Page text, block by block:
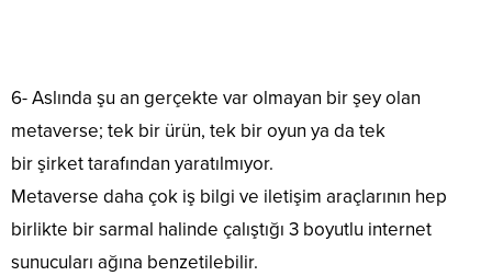
6- Aslında şu an gerçekte var olmayan bir şey olan
metaverse; tek bir ürün, tek bir oyun ya da tek
bir şirket tarafından yaratılmıyor.
Metaverse daha çok iş bilgi ve iletişim araçlarının hep
birlikte bir sarmal halinde çalıştığı 3 boyutlu internet
sunucuları ağına benzetilebilir.